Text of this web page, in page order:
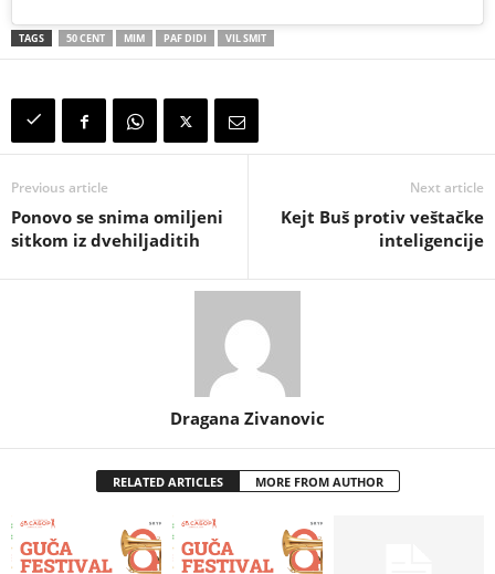
TAGS 50 CENT MIM PAF DIDI VIL SMIT
Previous article
Ponovo se snima omiljeni
sitkom iz dvehiljaditih
Next article
Kejt Buš protiv veštačke
inteligencije
Dragana Zivanovic
RELATED ARTICLES MORE FROM AUTHOR